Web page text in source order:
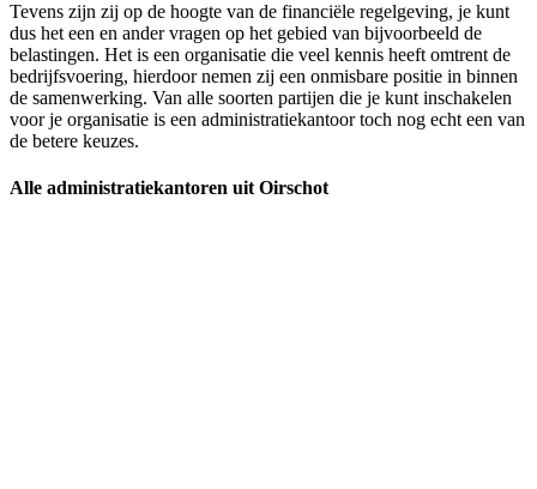
Tevens zijn zij op de hoogte van de financiële regelgeving, je kunt
dus het een en ander vragen op het gebied van bijvoorbeeld de
belastingen. Het is een organisatie die veel kennis heeft omtrent de
bedrijfsvoering, hierdoor nemen zij een onmisbare positie in binnen
de samenwerking. Van alle soorten partijen die je kunt inschakelen
voor je organisatie is een administratiekantoor toch nog echt een van
de betere keuzes.
Alle administratiekantoren uit Oirschot